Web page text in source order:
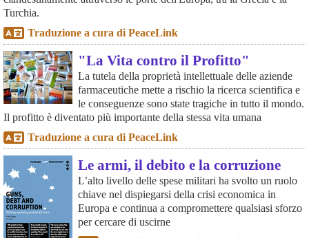
Turchia.
Traduzione a cura di PeaceLink
"La Vita contro il Profitto"
La tutela della proprietà intellettuale delle aziende
farmaceutiche mette a rischio la ricerca scientifica e
le conseguenze sono state tragiche in tutto il mondo.
Il profitto è diventato più importante della stessa vita umana
Traduzione a cura di PeaceLink
Le armi, il debito e la corruzione
L’alto livello delle spese militari ha svolto un ruolo
chiave nel dispiegarsi della crisi economica in
Europa e continua a compromettere qualsiasi sforzo
per cercare di uscirne